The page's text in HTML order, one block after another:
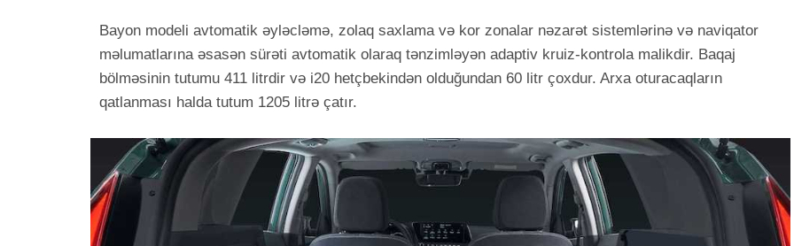
Bayon modeli avtomatik əyləcləmə, zolaq saxlama və kor zonalar nəzarət sistemlərinə və naviqator
məlumatlarına əsasən sürəti avtomatik olaraq tənzimləyən adaptiv kruiz-kontrola malikdir. Baqaj
bölməsinin tutumu 411 litrdir və i20 hetçbekindən olduğundan 60 litr çoxdur. Arxa oturacaqların
qatlanması halda tutum 1205 litrə çatır.